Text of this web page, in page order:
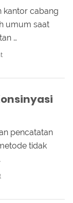
kantor cabang
umum saat
…
pencatatan
tidak